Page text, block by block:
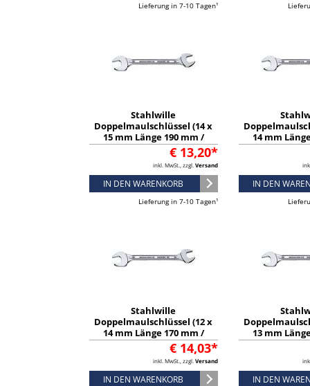
Lieferung in 7-10 Tagen¹
Stahlwille
Doppelmaulschlüssel (14 x
15 mm Länge 190 mm /
verchromt) - 40031415
€ 13,20*
inkl. MwSt., zzgl. Versand
IN DEN WARENKORB
Lieferung in 7-10 Tagen¹
14 mm
verchromt) -
IN DEN
Stahlwille
Doppelmaulschlüssel (12 x
14 mm Länge 170 mm /
verchromt) - 40031214
€ 14,03*
inkl. MwSt., zzgl. Versand
IN DEN WARENKORB
13 mm
verchromt) -
IN DEN